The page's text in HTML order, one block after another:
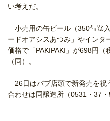
い考えだ。
小売用の缶ビール（350㍉㍑
ードオアシスあつみ」やインタ
価格で「PAKIPAKI」が698円（
（同）。
26日はパブ店頭で新発売を祝
合わせは同醸造所（0531・37・